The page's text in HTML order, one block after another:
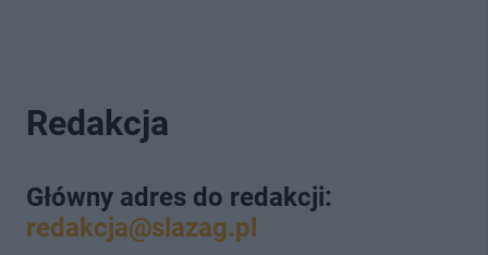
Redakcja
Główny adres do redakcji:
redakcja@slazag.pl